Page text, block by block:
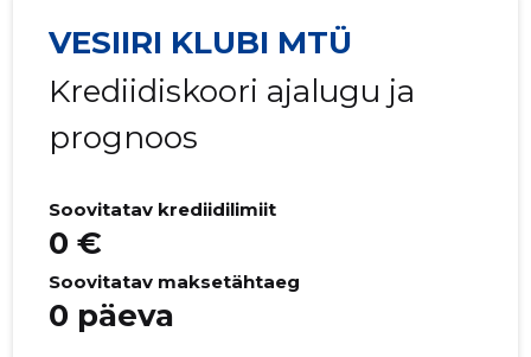
VESIIRI KLUBI MTÜ
Krediidiskoori ajalugu ja
prognoos
Soovitatav krediidilimiit
0 €
Soovitatav maksetähtaeg
0 päeva